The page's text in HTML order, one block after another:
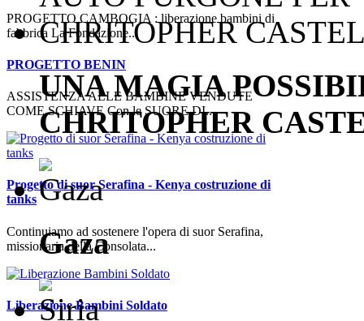
PROGETTO CAMBOGIA : liberazione bambini di
fabbrica La Fondazione...
PROGETTO BENIN
ASSISTENZA ALLE BAMBINE VENDUTE
COME SCHIAVE Con le SUORE DI...
Progetto di suor Serafina - Kenya costruzione di
tanks
Continuiamo ad sostenere l'opera di suor Serafina,
missionaria della Consolata...
Liberazione Bambini Soldato
UNA MAGIA
CHRITOPHER
Gaza